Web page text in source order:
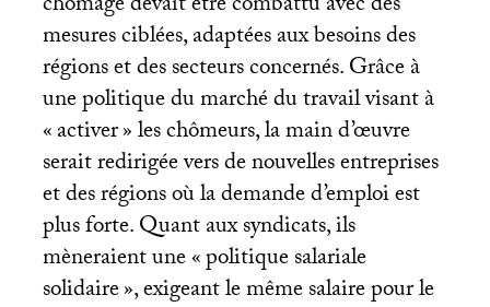
mesures ciblées, adaptées aux besoins des
régions et des secteurs concernés. Grâce à
une politique du marché du travail visant à
«activer» les chômeurs, la main d’œuvre
serait redirigée vers de nouvelles entreprises
et des régions où la demande d’emploi est
plus forte. Quant aux syndicats, ils
mèneraient une «politique salariale
solidaire», exigeant le même salaire pour le